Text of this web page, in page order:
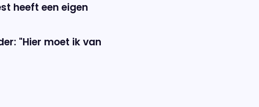
heeft een eigen
"Hier moet ik van